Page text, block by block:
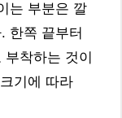
는 부분은 깔
한쪽 끝부터
착하는 것이
기에 따라